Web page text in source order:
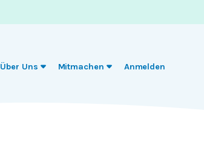
Über Uns Mitmachen Anmelden